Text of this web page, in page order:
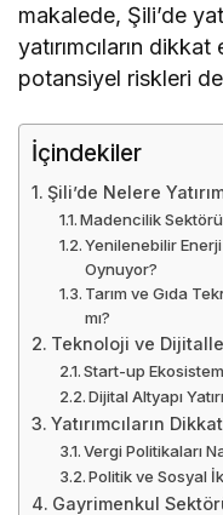
makalede, Şili’de
yatırımcıların
potansiyel riskleri
İçindekiler
Şili’de Nelere
Madencilik Sektörü
Yenilenebilir Enerji
Oynuyor?
Tarım ve Gıda
mı?
Teknoloji ve
Start-up
Dijital Altyapı
Yatırımcıların
Vergi Politikaları
Politik ve Sosyal
Gayrimenkul